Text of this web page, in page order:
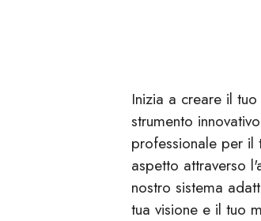
Inizia a creare il
strumento
professionale per il
aspetto attraverso
nostro sistema
tua visione e il tuo